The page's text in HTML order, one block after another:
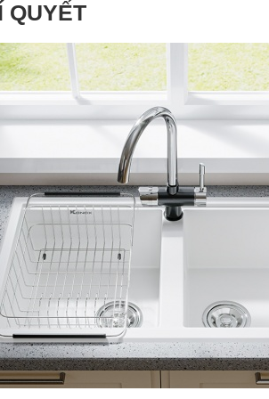
QUYẾT